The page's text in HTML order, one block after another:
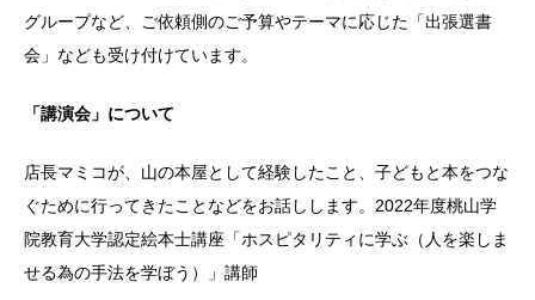
グループなど、ご依頼側のご予算やテーマに応じた「出張選書
会」なども受け付けています。
「講演会」について
店長マミコが、山の本屋として経験したこと、子どもと本をつな
ぐために行ってきたことなどをお話しします。2022年度桃山学
院教育大学認定絵本士講座「ホスピタリティに学ぶ（人を楽しま
せる為の手法を学ぼう）」講師